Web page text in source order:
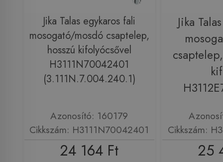
Jika Talas egykaros fali
mosogató/mosdó csaptelep,
hosszú kifolyócsővel
H3111N70042401
(3.111N.7.004.240.1)
Azonosító: 160179
Cikkszám: H3111N70042401
24 164 Ft
Jika
Cikkszám:
25